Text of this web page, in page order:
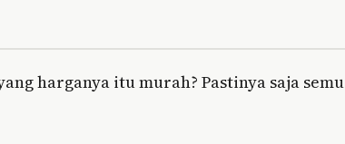
harganya itu murah? Pastinya saja